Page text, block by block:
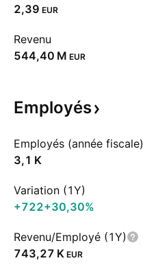
2,39 EUR
Revenu
‪544,40 M‬ EUR
Employés
Employés (année fiscale)
‪3,1 K‬
Variation (1Y)
+722+30,30%
Revenu/Employé (1Y)
‪743,27 K‬ EUR